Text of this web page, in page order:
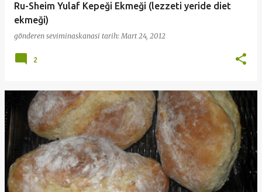
Ru-Sheim Yulaf Kepeği Ekmeği (lezzeti yeride diet
ekmeği)
gönderen seviminaskanasi tarih:Mart 24, 2012
2